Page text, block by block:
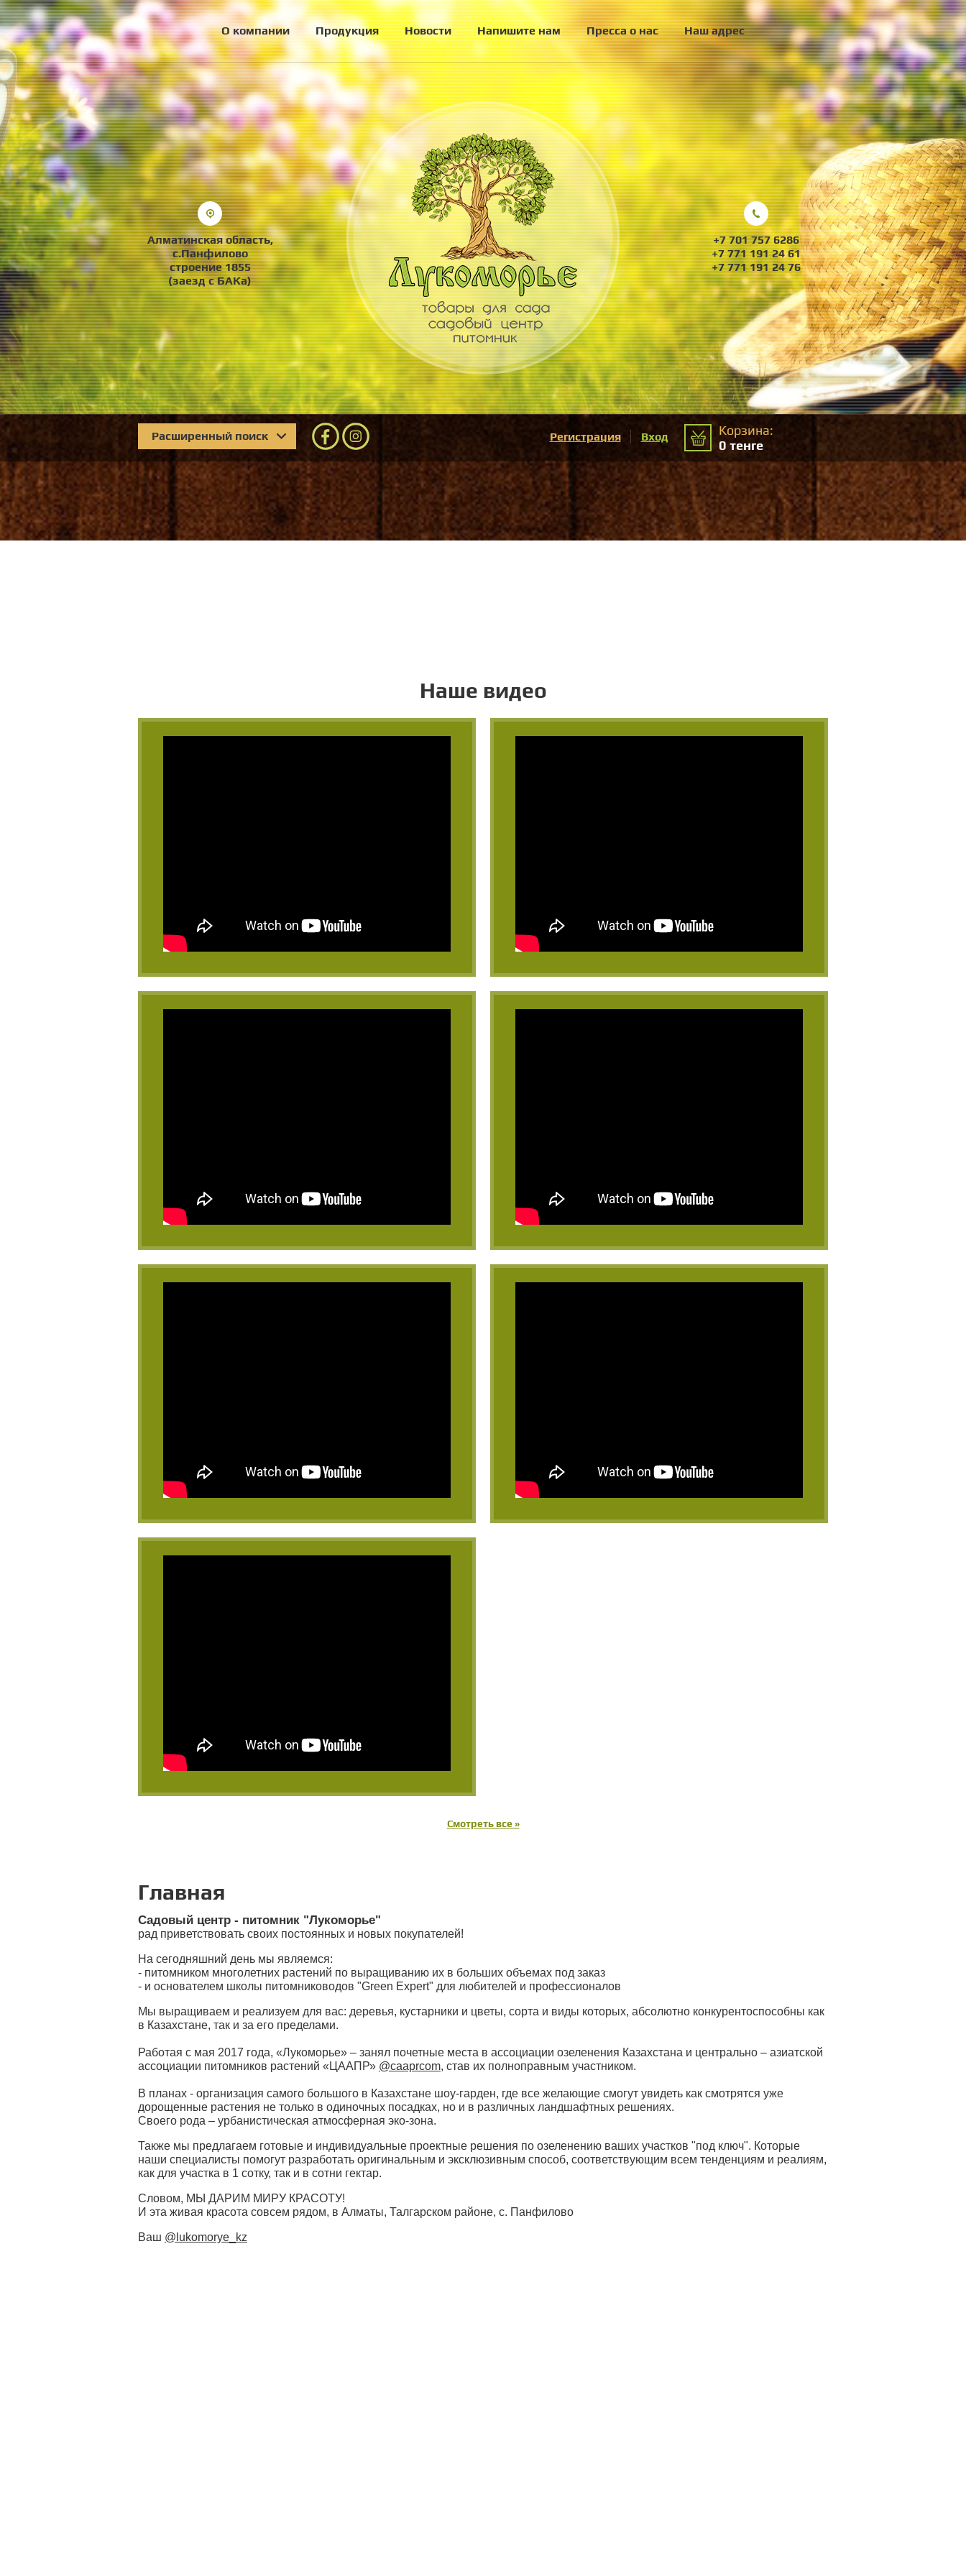
О компании Продукция Новости Напишите нам Пресса о нас Наш адрес
Алматинская область,
с.Панфилово
строение 1855
(заезд с БАКа)
+7 701 757 6286
+7 771 191 24 61
+7 771 191 24 76
Расширенный поиск Регистрация Вход
Корзина:
0 тенге
Наше видео
Смотреть все »
Главная
Садовый центр - питомник "Лукоморье"
рад приветствовать своих постоянных и новых покупателей!
На сегодняшний день мы являемся:
- питомником многолетних растений по выращиванию их в больших объемах под заказ
- и основателем школы питомниководов "Green Expert" для любителей и профессионалов
Мы выращиваем и реализуем для вас: деревья, кустарники и цветы, сорта и виды которых, абсолютно конкурентоспособны как
в Казахстане, так и за его пределами.
Работая с мая 2017 года, «Лукоморье» – занял почетные места в ассоциации озеленения Казахстана и центрально – азиатской
ассоциации питомников растений «ЦААПР» @caaprcom, став их полноправным участником.
В планах - организация самого большого в Казахстане шоу-гарден, где все желающие смогут увидеть как смотрятся уже
дорощенные растения не только в одиночных посадках, но и в различных ландшафтных решениях.
Своего рода – урбанистическая атмосферная эко-зона.
Также мы предлагаем готовые и индивидуальные проектные решения по озеленению ваших участков "под ключ". Которые
наши специалисты помогут разработать оригинальным и эксклюзивным способ, соответствующим всем тенденциям и реалиям,
как для участка в 1 сотку, так и в сотни гектар.
Словом, МЫ ДАРИМ МИРУ КРАСОТУ!
И эта живая красота совсем рядом, в Алматы, Талгарском районе, с. Панфилово
Ваш @lukomorye_kz